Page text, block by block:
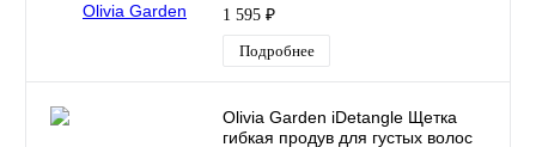
1 595 ₽
Подробнее
Olivia Garden iDetangle Щетка
гибкая продув для густых волос